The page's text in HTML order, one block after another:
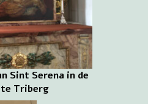
Sint Serena in de
Triberg